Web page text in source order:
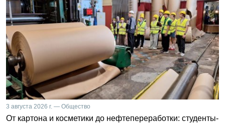
3 августа 2026 г. — Общество
От картона и косметики до нефтепереработки: студенты-